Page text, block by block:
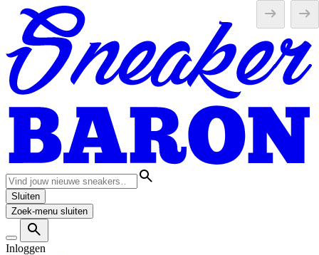
Sluiten
Zoek-menu sluiten
Inloggen